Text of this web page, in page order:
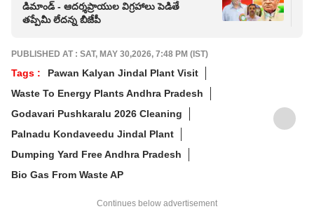
డిమాండ్ - ఆదర్శప్రాయుల విగ్రహాలు పెడితే
తప్పేమీ లేదన్న బీజేపీ
PUBLISHED AT : SAT, MAY 30,2026, 7:48 PM (IST)
Tags :
Pawan Kalyan Jindal Plant Visit
Waste To Energy Plants Andhra Pradesh
Godavari Pushkaralu 2026 Cleaning
Palnadu Kondaveedu Jindal Plant
Dumping Yard Free Andhra Pradesh
Bio Gas From Waste AP
Continues below advertisement